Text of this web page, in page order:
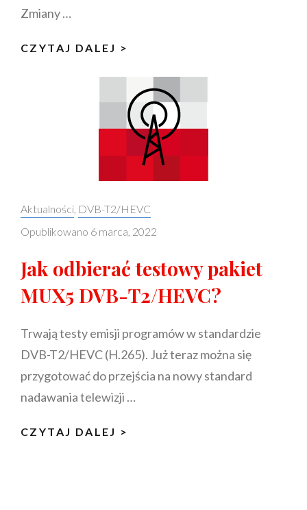
Zmiany …
CZYTAJ DALEJ >
KŁODZKO,
WAŁBRZYCH,
WROCŁAW,
ŻAGAŃ,
ZIELONA
GÓRA
ETAP
1
PRZEŁĄCZEŃ
NA
DVB-
JESZCZE
W
MARCU
Categories:
Aktualności DVB-T2/HEVC
Opublikowano 6 marca, 2022
Jak odbierać testowy pakiet
MUX5 DVB-T2/HEVC?
Trwają testy emisji programów w standardzie
DVB-T2/HEVC (H.265). Już teraz można się
przygotować do przejścia na nowy standard
nadawania telewizji …
CZYTAJ DALEJ >